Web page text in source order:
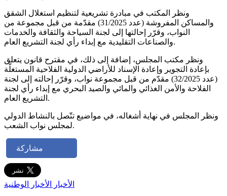
ونظر المكتب في مبادرة تشريعية لتنظيم استغلال الشقق
والمساكن المفروشة (عدد 31/2025) مقدّمة من قبل مجموعة من
النواب، وقرّر إحالتها إلى لجنة السياحة والثقافة والخدمات
والصناعات التقليدية مع إبداء رأي لجنة التشريع العام.
ونظر مكتب المجلس، إضافة إلى ذلك، في مقترح قانون يتعلق
بإعادة التجوير وإعادة الإسناد للأراضي الدولية الفلاحية المستغلّة
(عدد 32/2025) مقدّم من قبل مجموعة نواب، وقرّر إحالته إلى لجنة
الفلاحة والأمن الغذائي والمائي والصيد البحري مع إبداء رأي لجنة
التشريع العام.
ونظر المجلس في نهاية أشغاله، في مواضيع تتّصل بالنشاط الدولي
لمجلس نواب الشعب.
مشاركة
الأخبار الأخبار الوطنية